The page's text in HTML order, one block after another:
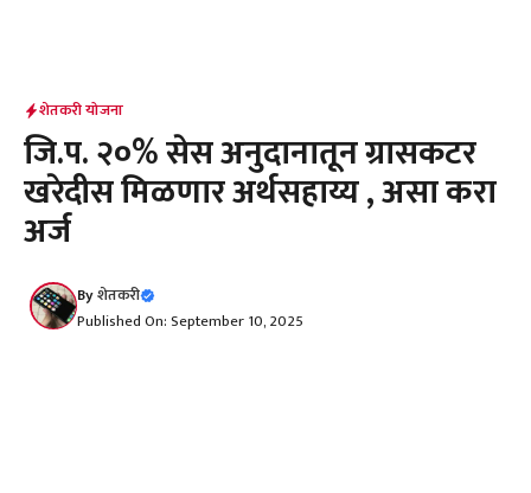
शेतकरी योजना
जि.प. २०% सेस अनुदानातून ग्रासकटर
खरेदीस मिळणार अर्थसहाय्य , असा करा
अर्ज
Byशेतकरी
Published On: September 10, 2025